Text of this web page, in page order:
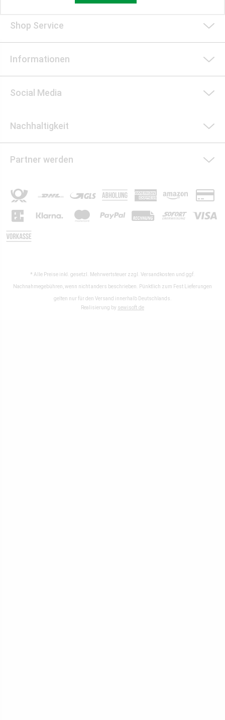
Shop Service
Informationen
Social Media
Nachhaltigkeit
Partner werden
* Alle Preise inkl. gesetzl. Mehrwertsteuer zzgl. Versandkosten und ggf.
Nachnahmegebühren, wenn nicht anders beschrieben. Pünktlich zum Fest Lieferungen
gelten nur für den Versand innerhalb Deutschlands.
Realisierung by sewisoft.de